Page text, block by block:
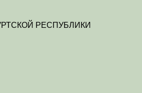
РЕСПУБЛИКИ